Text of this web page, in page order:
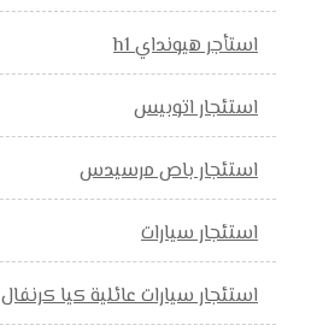
استأجر هيونداي h1
استئجار اتوبيس
استئجار باص مرسيدس
استئجار سيارات
استئجار سيارات عائلية كيا كرنفال